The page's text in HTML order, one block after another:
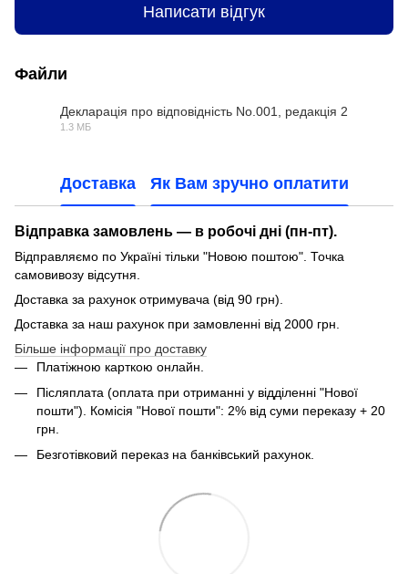
Написати відгук
Файли
Декларація про відповідність No.001, редакція 2
1.3 МБ
Доставка Як Вам зручно оплатити
Відправка замовлень — в робочі дні (пн-пт).
Відправляємо по Україні тільки "Новою поштою". Точка
самовивозу відсутня.
Доставка за рахунок отримувача (від 90 грн).
Доставка за наш рахунок при замовленні від 2000 грн.
Більше інформації про доставку
Платіжною карткою онлайн.
Післяплата (оплата при отриманні у відділенні "Нової
пошти"). Комісія "Нової пошти": 2% від суми переказу + 20
грн.
Безготівковий переказ на банківський рахунок.